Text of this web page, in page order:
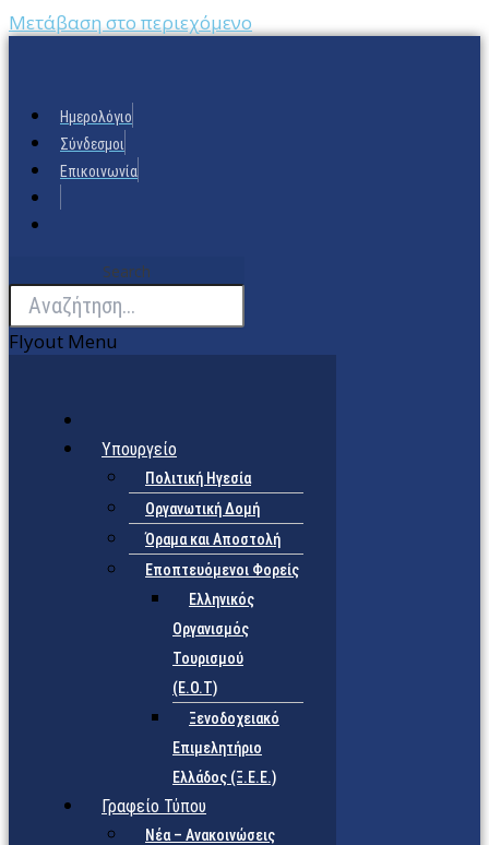
Μετάβαση στο περιεχόμενο
Ημερολόγιο
Σύνδεσμοι
Επικοινωνία
Search
Flyout Menu
Υπουργείο
Πολιτική Ηγεσία
Οργανωτική Δομή
Όραμα και Αποστολή
Εποπτευόμενοι Φορείς
Eλληνικός
Οργανισμός
Τουρισμού
(Ε.Ο.Τ)
Ξενοδοχειακό
Επιμελητήριο
Ελλάδος (Ξ.Ε.Ε.)
Γραφείο Τύπου
Νέα – Ανακοινώσεις